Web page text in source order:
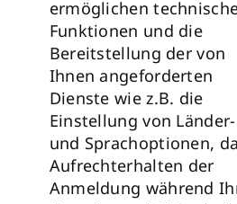
ermöglichen
Funktionen und die
Bereitstellung der von
Ihnen angeforderten
Dienste wie z.B. die
Einstellung von Länder-
und Sprachoptionen,
Aufrechterhalten der
Anmeldung während